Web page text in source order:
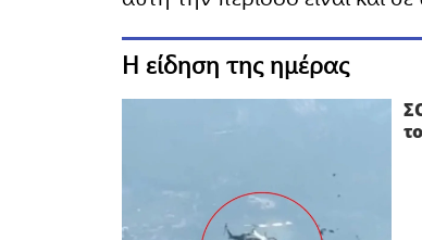
Η είδηση της ημέρας